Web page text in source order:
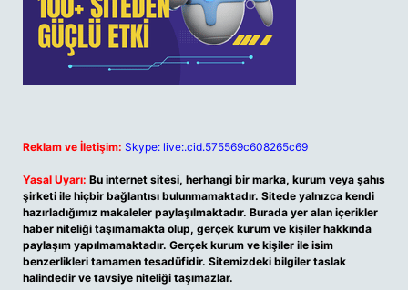
Reklam ve İletişim: Skype: live:.cid.575569c608265c69
Yasal Uyarı: Bu internet sitesi, herhangi bir marka, kurum veya şahıs
şirketi ile hiçbir bağlantısı bulunmamaktadır. Sitede yalnızca kendi
hazırladığımız makaleler paylaşılmaktadır. Burada yer alan içerikler
haber niteliği taşımamakta olup, gerçek kurum ve kişiler hakkında
paylaşım yapılmamaktadır. Gerçek kurum ve kişiler ile isim
benzerlikleri tamamen tesadüfidir. Sitemizdeki bilgiler taslak
halindedir ve tavsiye niteliği taşımazlar.